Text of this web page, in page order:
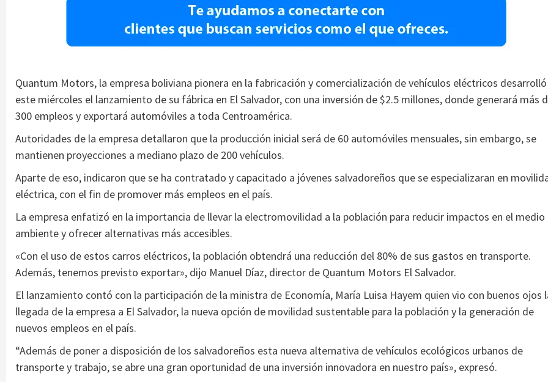
Quantum Motors, la empresa boliviana pionera en la fabricación y comercialización de vehículos eléctricos desarrolló
este miércoles el lanzamiento de su fábrica en El Salvador, con una inversión de $2.5 millones, donde generará más
300 empleos y exportará automóviles a toda Centroamérica.
Autoridades de la empresa detallaron que la producción inicial será de 60 automóviles mensuales, sin embargo, se
mantienen proyecciones a mediano plazo de 200 vehículos.
Aparte de eso, indicaron que se ha contratado y capacitado a jóvenes salvadoreños que se especializaran en
eléctrica, con el fin de promover más empleos en el país.
La empresa enfatizó en la importancia de llevar la electromovilidad a la población para reducir impactos en el medio
ambiente y ofrecer alternativas más accesibles.
«Con el uso de estos carros eléctricos, la población obtendrá una reducción del 80% de sus gastos en transporte.
Además, tenemos previsto exportar», dijo Manuel Díaz, director de Quantum Motors El Salvador.
El lanzamiento contó con la participación de la ministra de Economía, María Luisa Hayem quien vio con buenos ojos
llegada de la empresa a El Salvador, la nueva opción de movilidad sustentable para la población y la generación de
nuevos empleos en el país.
“Además de poner a disposición de los salvadoreños esta nueva alternativa de vehículos ecológicos urbanos de
transporte y trabajo, se abre una gran oportunidad de una inversión innovadora en nuestro país», expresó.